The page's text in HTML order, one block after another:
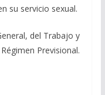
su servicio sexual.
del Trabajo y
Régimen Previsional.